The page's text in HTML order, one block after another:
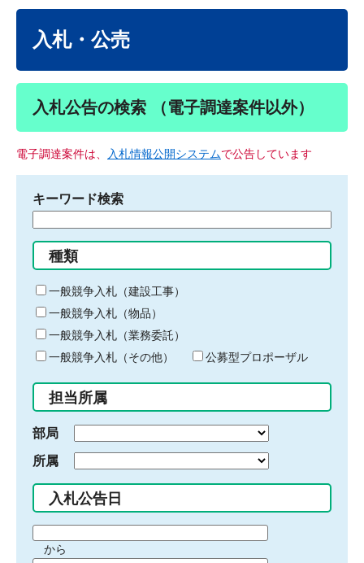
入札・公売
入札公告の検索 （電子調達案件以外）
電子調達案件は、 入札情報公開システムで公告しています
キーワード検索
る
キ
ー
ワ
ー
ド
入
力
種類
一般競争入札（建設工事）
一般競争入札（物品）
一般競争入札（業務委託）
一般競争入札（その他）
公募型プロポーザル
担当所属
部局
所属
入札公告日
間から